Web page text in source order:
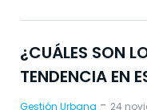
¿CUÁLES SON
TENDENCIA EN
Gestión Urbana - 24